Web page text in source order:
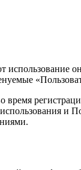
и